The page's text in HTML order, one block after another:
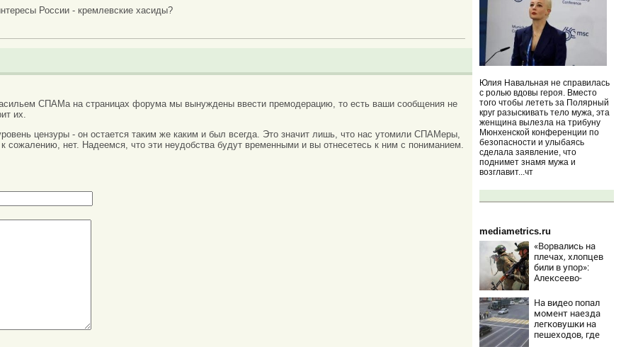
России - кремлевские хасиды?
СПАМа на страницах форума мы вынуждены ввести премодерацию, то есть ваши сообщения не
их.
цензуры - он остается таким же каким и был всегда. Это значит лишь, что нас утомили СПАМеры,
сожалению, нет. Надеемся, что эти неудобства будут временными и вы отнесетесь к ним с пониманием.
Юлия Навальная не справилась
с ролью вдовы героя. Вместо
того чтобы лететь за Полярный
круг разыскивать тело мужа, эта
женщина вылезла на трибуну
Мюнхенской конференции по
безопасности и улыбаясь
сделала заявление, что
поднимет знамя мужа и
возглавит...чт
mediametrics.ru
«Ворвались на
плечах, хлопцев
били в упор»:
Алексеево-
могильником для
«птах Мадьяра»
На видео попал
момент наезда
легковушки на
пешеходов, где